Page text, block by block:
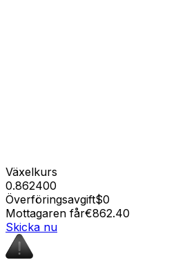
Växelkurs
0.862400
Överföringsavgift$0
Mottagaren får€862.40
Skicka nu